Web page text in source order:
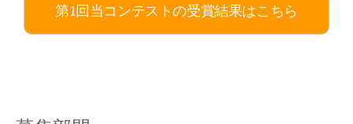
第1回当コンテストの受賞結果はこちら